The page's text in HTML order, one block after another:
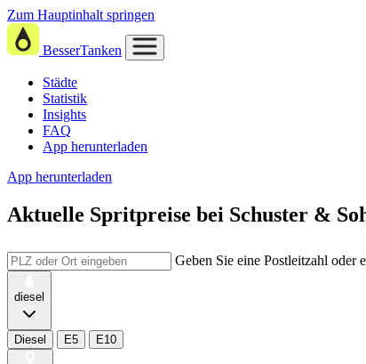
Zum Hauptinhalt springen
BesserTanken
Städte
Statistik
Insights
FAQ
App herunterladen
App herunterladen
Aktuelle Spritpreise bei Schuster &
Geben Sie eine Postleitzahl oder
diesel
Diesel E5 E10